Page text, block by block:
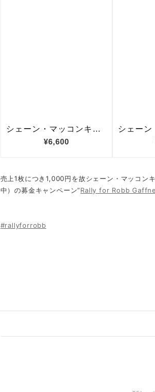
売上1枚につき1,000円を故シェーン・マッコン
中）の募金キャンペーン”Rally for Robb
#rallyforrobb